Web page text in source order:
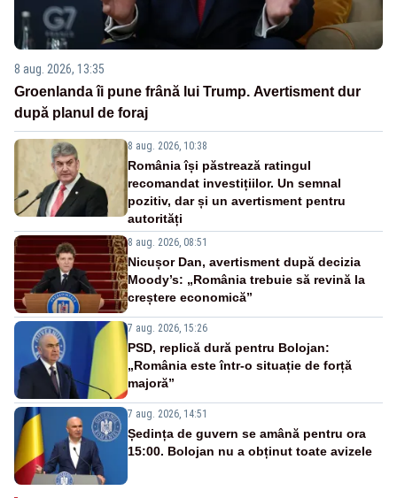
8 aug. 2026, 13:35
Groenlanda îi pune frână lui Trump. Avertisment dur
după planul de foraj
8 aug. 2026, 10:38
România își păstrează ratingul
recomandat investițiilor. Un semnal
pozitiv, dar și un avertisment pentru
autorități
8 aug. 2026, 08:51
Nicușor Dan, avertisment după decizia
Moody’s: „România trebuie să revină la
creștere economică”
7 aug. 2026, 15:26
PSD, replică dură pentru Bolojan:
„România este într-o situație de forță
majoră”
7 aug. 2026, 14:51
Ședința de guvern se amână pentru ora
15:00. Bolojan nu a obținut toate avizele